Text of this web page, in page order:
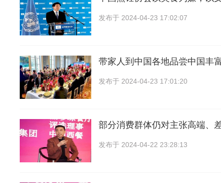
发布于 2024-04-23 17:02:07
带家人到中国各地品尝中国丰
发布于 2024-04-23 17:01:20
部分消费群体仍对主张高端、
发布于 2024-04-22 23:28:13